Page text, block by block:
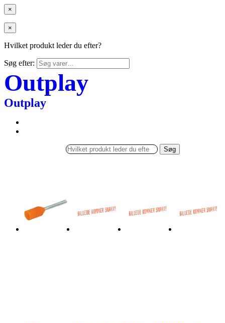
×
×
Hvilket produkt leder du efter?
Søg efter:
Outplay
Outplay
Søg